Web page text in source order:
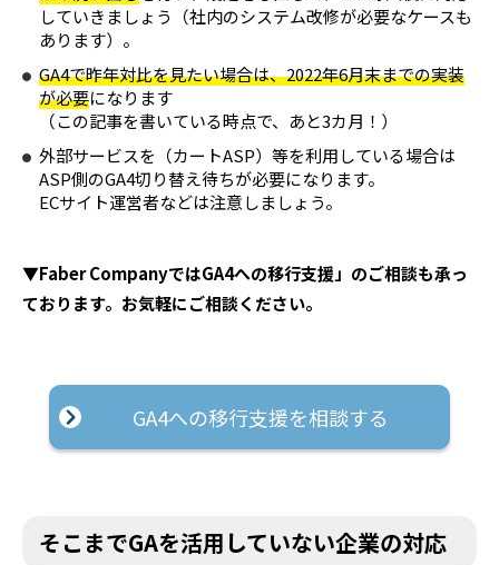
していきましょう（社内のシステム改修が必要なケースも
あります）。
GA4で昨年対比を見たい場合は、2022年6月末までの実装
が必要になります
（この記事を書いている時点で、あと3カ月！）
外部サービスを（カートASP）等を利用している場合は
ASP側のGA4切り替え待ちが必要になります。
ECサイト運営者などは注意しましょう。
▼Faber CompanyではGA4への移行支援」のご相談も承っ
ております。お気軽にご相談ください。
GA4への移行支援を相談する
そこまでGAを活用していない企業の対応